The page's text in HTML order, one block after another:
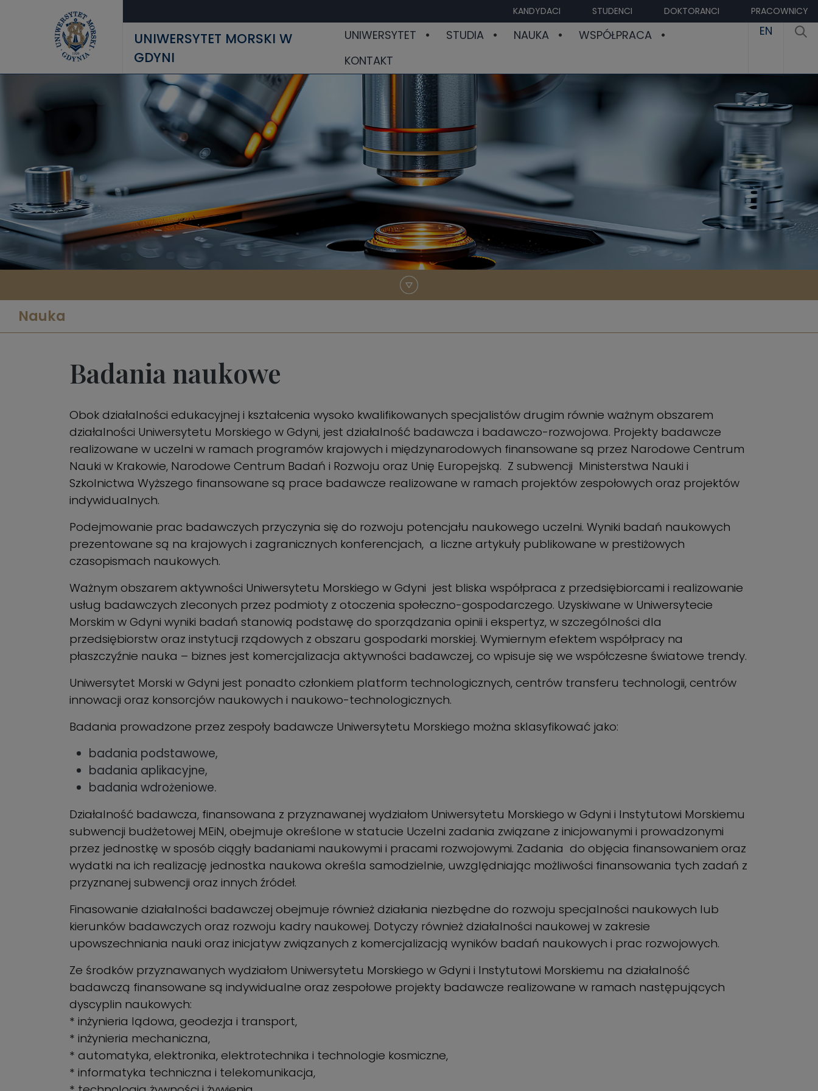
KANDYDACI STUDENCI DOKTORANCI PRACOWNICY
UNIWERSYTET MORSKI W
GDYNI
UNIWERSYTET STUDIA NAUKA
WSPÓŁPRACA
KONTAKT
EN
Nauka
Badania naukowe
Obok działalności edukacyjnej i kształcenia wysoko kwalifikowanych specjalistów drugim równie ważnym obszarem
działalności Uniwersytetu Morskiego w Gdyni, jest działalność badawcza i badawczo-rozwojowa. Projekty badawcze
realizowane w uczelni w ramach programów krajowych i międzynarodowych finansowane są przez Narodowe Centrum
Nauki w Krakowie, Narodowe Centrum Badań i Rozwoju oraz Unię Europejską. Z subwencji Ministerstwa Nauki i
Szkolnictwa Wyższego finansowane są prace badawcze realizowane w ramach projektów zespołowych oraz projektów
indywidualnych.
Podejmowanie prac badawczych przyczynia się do rozwoju potencjału naukowego uczelni. Wyniki badań naukowych
prezentowane są na krajowych i zagranicznych konferencjach, a liczne artykuły publikowane w prestiżowych
czasopismach naukowych.
Ważnym obszarem aktywności Uniwersytetu Morskiego w Gdyni jest bliska współpraca z przedsiębiorcami i realizowanie
usług badawczych zleconych przez podmioty z otoczenia społeczno-gospodarczego. Uzyskiwane w Uniwersytecie
Morskim w Gdyni wyniki badań stanowią podstawę do sporządzania opinii i ekspertyz, w szczególności dla
przedsiębiorstw oraz instytucji rządowych z obszaru gospodarki morskiej. Wymiernym efektem współpracy na
płaszczyźnie nauka – biznes jest komercjalizacja aktywności badawczej, co wpisuje się we współczesne światowe trendy.
Uniwersytet Morski w Gdyni jest ponadto członkiem platform technologicznych, centrów transferu technologii, centrów
innowacji oraz konsorcjów naukowych i naukowo-technologicznych.
Badania prowadzone przez zespoły badawcze Uniwersytetu Morskiego można sklasyfikować jako:
badania podstawowe,
badania aplikacyjne,
badania wdrożeniowe.
Działalność badawcza, finansowana z przyznawanej wydziałom Uniwersytetu Morskiego w Gdyni i Instytutowi Morskiemu
subwencji budżetowej MEiN, obejmuje określone w statucie Uczelni zadania związane z inicjowanymi i prowadzonymi
przez jednostkę w sposób ciągły badaniami naukowymi i pracami rozwojowymi. Zadania do objęcia finansowaniem oraz
wydatki na ich realizację jednostka naukowa określa samodzielnie, uwzględniając możliwości finansowania tych zadań z
przyznanej subwencji oraz innych źródeł.
Finasowanie działalności badawczej obejmuje również działania niezbędne do rozwoju specjalności naukowych lub
kierunków badawczych oraz rozwoju kadry naukowej. Dotyczy również działalności naukowej w zakresie
upowszechniania nauki oraz inicjatyw związanych z komercjalizacją wyników badań naukowych i prac rozwojowych.
Ze środków przyznawanych wydziałom Uniwersytetu Morskiego w Gdyni i Instytutowi Morskiemu na działalność
badawczą finansowane są indywidualne oraz zespołowe projekty badawcze realizowane w ramach następujących
dyscyplin naukowych:
* inżynieria lądowa, geodezja i transport,
* inżynieria mechaniczna,
* automatyka, elektronika, elektrotechnika i technologie kosmiczne,
* informatyka techniczna i telekomunikacja,